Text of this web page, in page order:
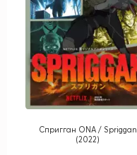
Спригган ONA / Spriggan
(2022)